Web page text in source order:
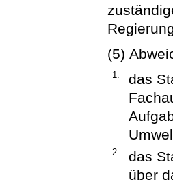
(5)
1.
das
2.
das
über